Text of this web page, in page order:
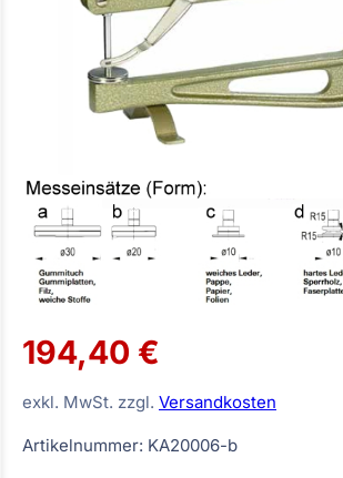
194,40 €
exkl. MwSt. zzgl. Versandkosten
Artikelnummer: KA20006-b